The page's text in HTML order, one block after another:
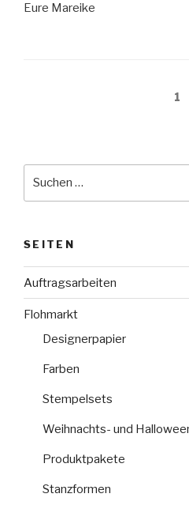
Eure Mareike
1
SEITEN
Auftragsarbeiten
Flohmarkt
Designerpapier
Farben
Stempelsets
Weihnachts- und
Produktpakete
Stanzformen